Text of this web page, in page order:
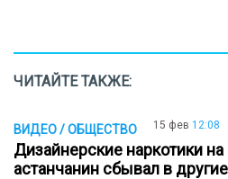
ЧИТАЙТЕ ТАКЖЕ:
ВИДЕО / ОБЩЕСТВО 15 фев 12:08
Дизайнерские наркотики на
астанчанин сбывал в